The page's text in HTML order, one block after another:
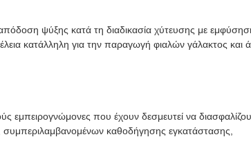
ψύξης κατά τη διαδικασία χύτευσης με
κατάλληλη για την παραγωγή φιαλών γάλακτος και
εμπειρογνώμονες που έχουν δεσμευτεί να
συμπεριλαμβανομένων καθοδήγησης εγκατάστασης,